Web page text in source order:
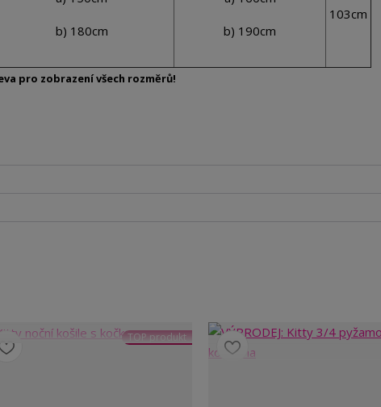
b) 180cm b) 190cm
103cm
pro zobrazení všech rozměrů!
TOP produkt